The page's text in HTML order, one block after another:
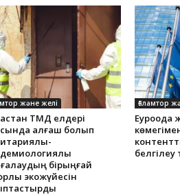
және желі
ТМД елдері
алғаш болып
бірыңғай
экожүйесін
Ғаламтор
белгілеу